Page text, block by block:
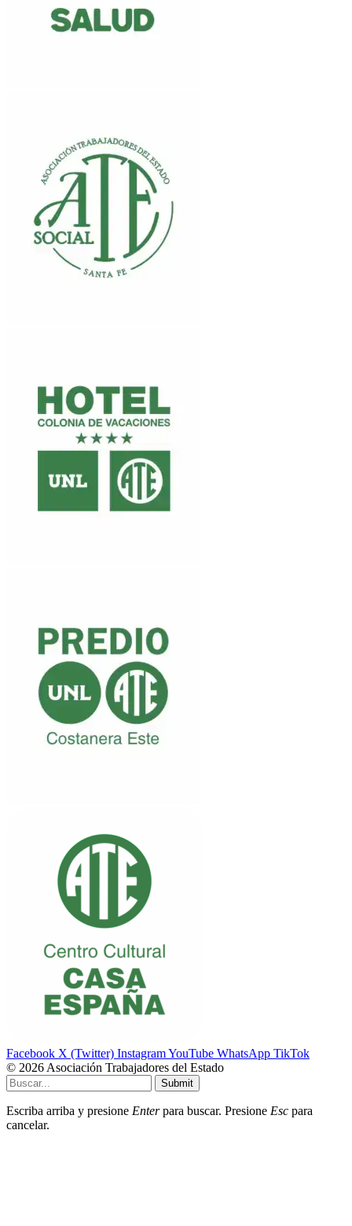
Facebook X (Twitter) InstagramYouTube WhatsApp TikTok
© 2026 Asociación Trabajadores del Estado
Submit
Escriba arriba y presione Enterpara buscar. Presione Esc para
cancelar.